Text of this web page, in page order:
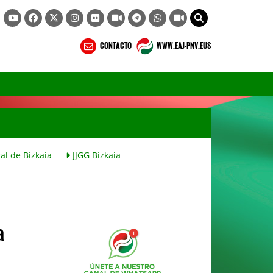
CONTACTO WWW.EAJ-PNV.EUS
de Bizkaia JJGG Bizkaia